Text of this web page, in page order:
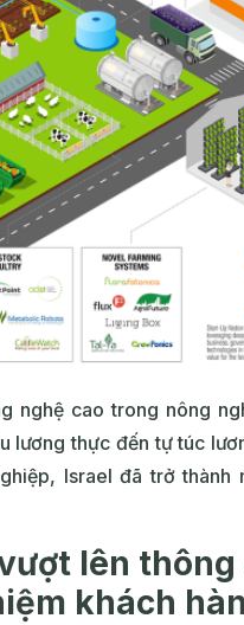
nghệ cao trong nông
lương thực đến tự túc
Israel đã trở thành
lên thông
khách